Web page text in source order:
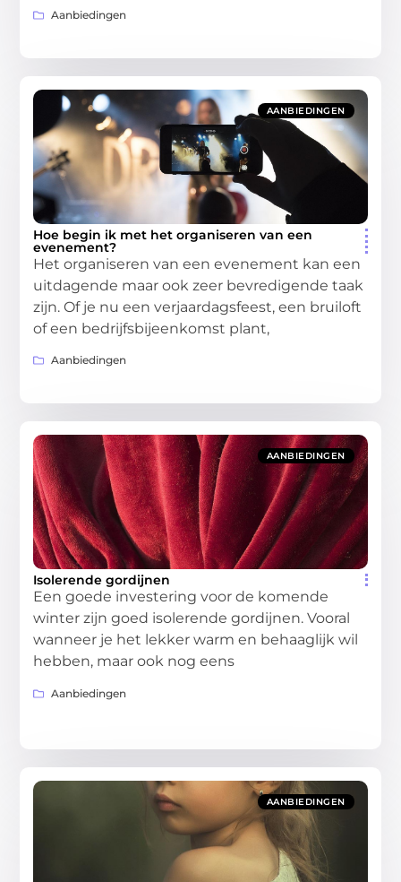
Aanbiedingen
AANBIEDINGEN
Hoe begin ik met het organiseren van een
evenement?
Het organiseren van een evenement kan een
uitdagende maar ook zeer bevredigende taak
zijn. Of je nu een verjaardagsfeest, een bruiloft
of een bedrijfsbijeenkomst plant,
Aanbiedingen
AANBIEDINGEN
Isolerende gordijnen
Een goede investering voor de komende
winter zijn goed isolerende gordijnen. Vooral
wanneer je het lekker warm en behaaglijk wil
hebben, maar ook nog eens
Aanbiedingen
AANBIEDINGEN